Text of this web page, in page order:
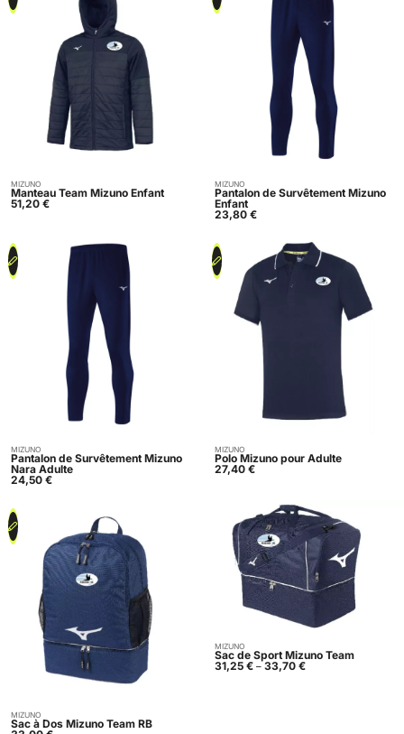
Acheter
MIZUNO
Manteau Team Mizuno Enfant
51,20 €
Acheter
MIZUNO
Pantalon de Survêtement Mizuno
Enfant
23,80 €
Acheter
MIZUNO
Pantalon de Survêtement Mizuno
Nara Adulte
24,50 €
Acheter
MIZUNO
Polo Mizuno pour Adulte
27,40 €
Acheter
MIZUNO
Sac à Dos Mizuno Team RB
Acheter
MIZUNO
Sac de Sport Mizuno Team
31,25 € –33,70 €
Plage